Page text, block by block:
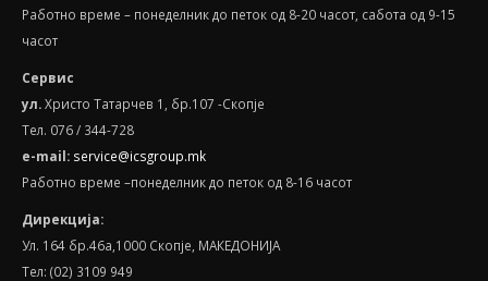
Работно време – понеделник до петок од 8-20 часот, сабота oд 9-15
часот
Сервис
ул.Христо Татарчев 1, бр.107 -Скопје
Тел. 076 / 344-728
e-mail: service@icsgroup.mk
Работно време –понеделник до петок од 8-16 часот
Дирекција:
Ул. 164 бр.46а,1000 Скопје, МАКЕДОНИЈА
Тел: (02) 3109 949